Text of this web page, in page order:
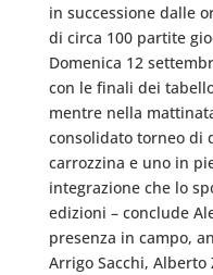
in successione dalle
di circa 100 partite
Domenica 12
con le finali dei
mentre nella
consolidato torneo di
carrozzina e uno in
integrazione che lo
edizioni – conclude
presenza in campo,
Arrigo Sacchi, Alberto